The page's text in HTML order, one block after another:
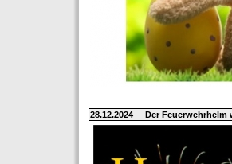
28.12.2024 Der